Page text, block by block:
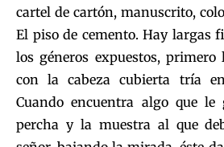
cartel de cartón, manuscrito,
El piso de cemento. Hay largas
los géneros expuestos,
con la cabeza cubierta tría
Cuando encuentra algo que le
percha y la muestra al que